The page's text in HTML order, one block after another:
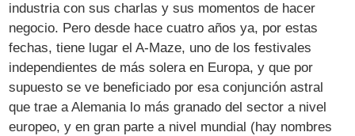
industria con sus charlas y sus momentos de hacer
negocio. Pero desde hace cuatro años ya, por estas
fechas, tiene lugar el A-Maze, uno de los festivales
independientes de más solera en Europa, y que por
supuesto se ve beneficiado por esa conjunción astral
que trae a Alemania lo más granado del sector a nivel
europeo, y en gran parte a nivel mundial (hay nombres